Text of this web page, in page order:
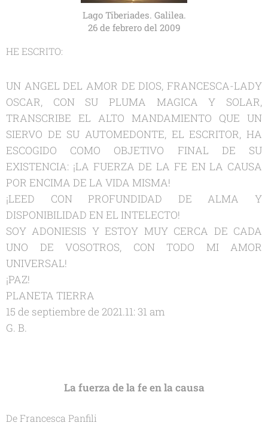
Lago Tiberiades. Galilea.
26 de febrero del 2009
HE ESCRITO:
UN ANGEL DEL AMOR DE DIOS, FRANCESCA-LADY
OSCAR, CON SU PLUMA MAGICA Y SOLAR,
TRANSCRIBE EL ALTO MANDAMIENTO QUE UN
SIERVO DE SU AUTOMEDONTE, EL ESCRITOR, HA
ESCOGIDO COMO OBJETIVO FINAL DE SU
EXISTENCIA: ¡LA FUERZA DE LA FE EN LA CAUSA
POR ENCIMA DE LA VIDA MISMA!
¡LEED CON PROFUNDIDAD DE ALMA Y
DISPONIBILIDAD EN EL INTELECTO!
SOY ADONIESIS Y ESTOY MUY CERCA DE CADA
UNO DE VOSOTROS, CON TODO MI AMOR
UNIVERSAL!
¡PAZ!
PLANETA TIERRA
15 de septiembre de 2021.11: 31 am
G. B.
La fuerza de la fe en la causa
De Francesca Panfili